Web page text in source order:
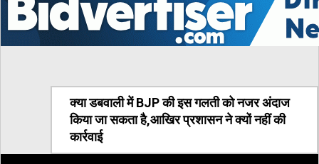
क्या डबवाली में BJP की इस गलती को नजर अंदाज
किया जा सकता है,आखिर प्रशासन ने क्यों नहीं की
कार्रवाई